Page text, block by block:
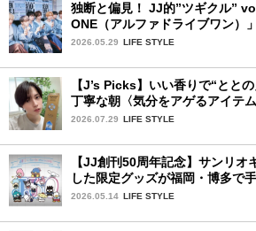
独断と偏見！ JJ的”ツギクル”
ONE（アルファドライブワン
ーで時代を駆け抜ける新世代
2026.05.29 LIFE STYLE
【J’s Picks】いい香りで“とと
丁寧な朝〈気分をアゲるアイテ
2026.07.29 LIFE STYLE
【JJ創刊50周年記念】サンリオ
した限定グッズが福岡・博多で
UPストア！
2026.05.14 LIFE STYLE